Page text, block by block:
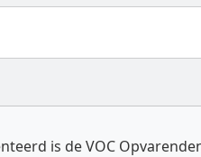
is de VOC